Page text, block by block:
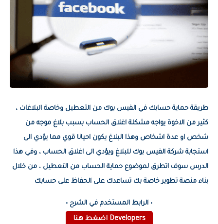
طريقة حماية حسابك في الفيس بوك من التعطيل وخاصة البلاغات ،
كثير من الاخوة يواجه مشكلة اغلاق الحساب بسبب بلاغ موجه من
شخص او عدة اشخاص وهذا البلاغ يكون احيانا قوي مما يؤدي الى
استجابة شركة الفيس بوك للبلاغ ويؤدي الى اغلاق الحساب ، وفي هذا
الدرس سوف اتطرق لموضوع حماية الحساب من التعطيل ، من خلال
بناء منصة تطوير خاصة بك تساعدك على الحفاظ على حسابك
• الرابط المستخدم في الشرح •
Developers اضغط هنا